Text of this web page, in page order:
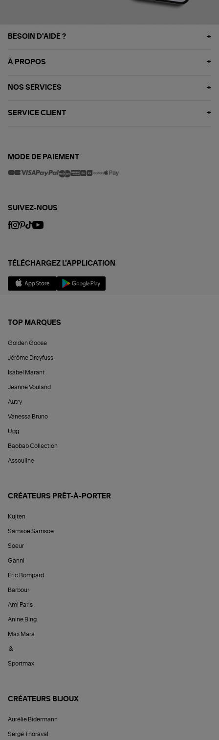
BESOIN D'AIDE ?
À PROPOS
NOS SERVICES
SERVICE CLIENT
MODE DE PAIEMENT
SUIVEZ-NOUS
TÉLÉCHARGEZ L'APPLICATION
TOP MARQUES
Golden Goose
Jérôme Dreyfuss
Isabel Marant
Jeanne Vouland
Autry
Vanessa Bruno
Ugg
Baobab Collection
Assouline
CRÉATEURS PRÊT-À-PORTER
Kujten
Samsoe Samsoe
Soeur
Ganni
Éric Bompard
Barbour
Ami Paris
Anine Bing
Max Mara
&
Sportmax
CRÉATEURS BIJOUX
Aurélie Bidermann
Serge Thoraval